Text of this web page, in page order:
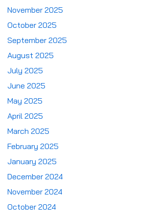
November 2025
October 2025
September 2025
August 2025
July 2025
June 2025
May 2025
April 2025
March 2025
February 2025
January 2025
December 2024
November 2024
October 2024